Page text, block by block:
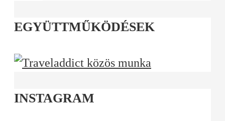
EGYÜTTMŰKÖDÉSEK
INSTAGRAM